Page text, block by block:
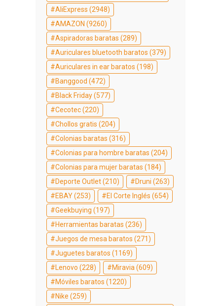
AliExpress (2948)
AMAZON (9260)
Aspiradoras baratas (289)
Auriculares bluetooth baratos (379)
Auriculares in ear baratos (198)
Banggood (472)
Black Friday(577)
Cecotec(220)
Chollos gratis (204)
Colonias baratas (316)
Colonias para hombre baratas (204)
Colonias para mujer baratas (184)
Deporte Outlet(210) Druni (263)
EBAY(253) El Corte Inglés (654)
Geekbuying (197)
Herramientas baratas (236)
Juegos de mesa baratos (271)
Juguetes baratos (1169)
Lenovo (228) Miravia(609)
Móviles baratos (1220)
Nike (259)